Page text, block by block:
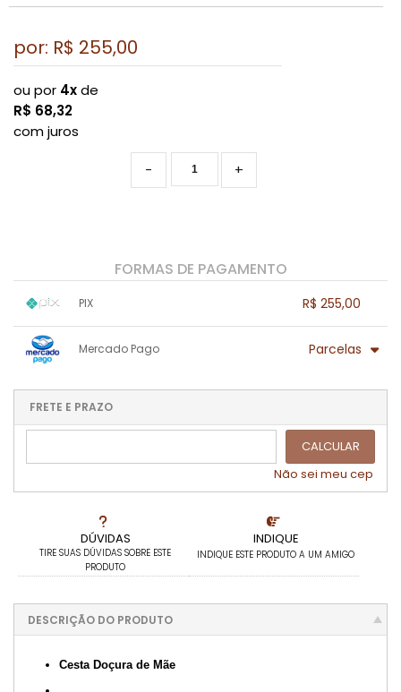
DÚVIDAS
TIRE SUAS DÚVIDAS SOBRE ESTE
PRODUTO
INDIQUE
INDIQUE ESTE PRODUTO A UM AMIGO
por: R$ 255,00
ou por 4xde
R$ 68,32
com juros
+
-
FORMAS DE PAGAMENTO
PIX R$ 255,00
.
Mercado Pago Parcelas
2x com juros de R$ 130,55
3x com juros de R$ 89,06
...
FRETE E PRAZO
CALCULAR
Não sei meu cep
DESCRIÇÃO DO PRODUTO
Cesta Doçura de Mãe